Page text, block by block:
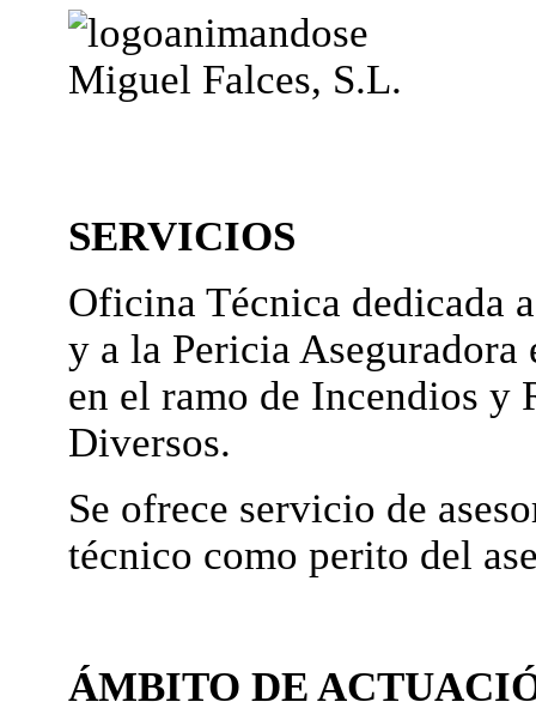
Miguel Falces, S.L.
SERVICIOS
Oficina Técnica dedicada
y a la Pericia Aseguradora
en el ramo de Incendios y
Diversos.
Se ofrece servicio de
técnico como perito del
ÁMBITO DE